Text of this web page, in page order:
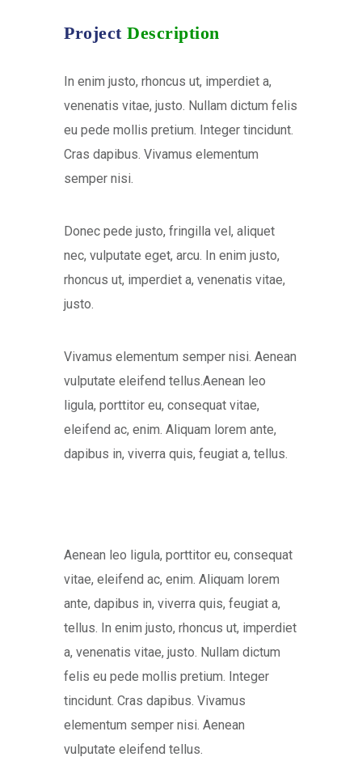
Project Description
In enim justo, rhoncus ut, imperdiet a,
venenatis vitae, justo. Nullam dictum felis
eu pede mollis pretium. Integer tincidunt.
Cras dapibus. Vivamus elementum
semper nisi.
Donec pede justo, fringilla vel, aliquet
nec, vulputate eget, arcu. In enim justo,
rhoncus ut, imperdiet a, venenatis vitae,
justo.
Vivamus elementum semper nisi. Aenean
vulputate eleifend tellus.Aenean leo
ligula, porttitor eu, consequat vitae,
eleifend ac, enim. Aliquam lorem ante,
dapibus in, viverra quis, feugiat a, tellus.
Aenean leo ligula, porttitor eu, consequat
vitae, eleifend ac, enim. Aliquam lorem
ante, dapibus in, viverra quis, feugiat a,
tellus. In enim justo, rhoncus ut, imperdiet
a, venenatis vitae, justo. Nullam dictum
felis eu pede mollis pretium. Integer
tincidunt. Cras dapibus. Vivamus
elementum semper nisi. Aenean
vulputate eleifend tellus.